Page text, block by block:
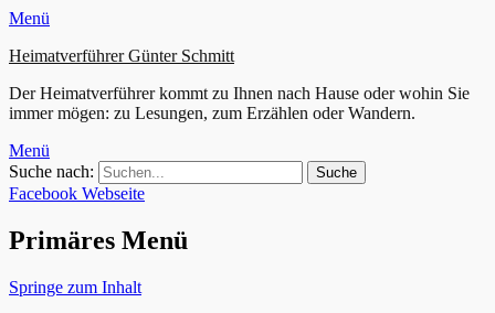
Menü
Heimatverführer Günter Schmitt
Der Heimatverführer kommt zu Ihnen nach Hause oder wohin Sie
immer mögen: zu Lesungen, zum Erzählen oder Wandern.
Menü
Suche nach:
Facebook Webseite
Primäres Menü
Springe zum Inhalt